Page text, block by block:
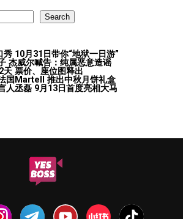
Search
10月31日带你“地狱一日游”
杰威尔喊告：纯属恶意造谣
天 票价、座位图释出
国Martell 推出中秋月饼礼盒
人丞磊 9月13日首度亮相大马